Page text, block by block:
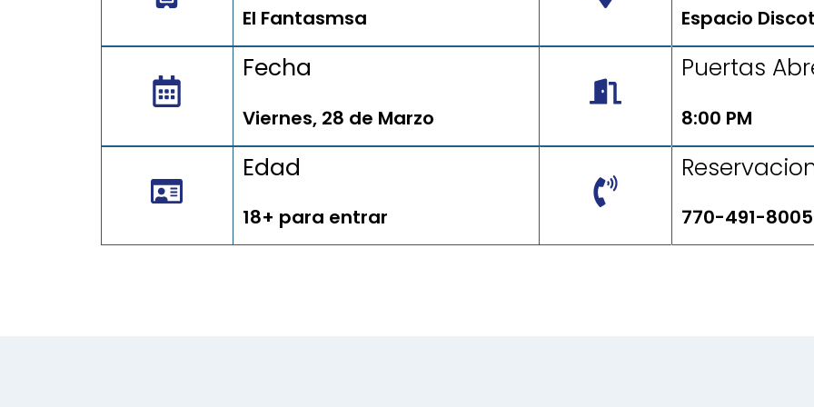
El Fantasmsa Espacio
Fecha
Viernes, 28 de Marzo
Puertas
8:00 PM
Edad
18+ para entrar 770-491-8005